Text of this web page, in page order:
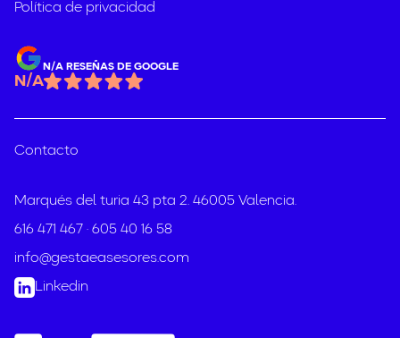
Política de privacidad
N/A RESEÑAS DE GOOGLE
N/A
Contacto
Marqués del turia 43 pta 2. 46005 Valencia.
616 471 467 · 605 40 16 58
info@gestaeasesores.com
Linkedin